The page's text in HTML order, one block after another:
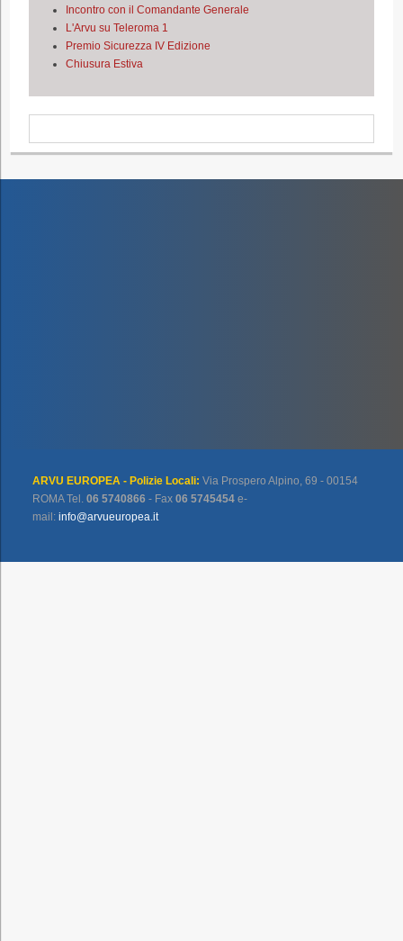
Incontro con il Comandante Generale
L'Arvu su Teleroma 1
Premio Sicurezza IV Edizione
Chiusura Estiva
ARVU EUROPEA - Polizie Locali: Via Prospero Alpino, 69 - 00154
ROMA Tel.06 5740866 - Fax06 5745454 e-
mail:info@arvueuropea.it